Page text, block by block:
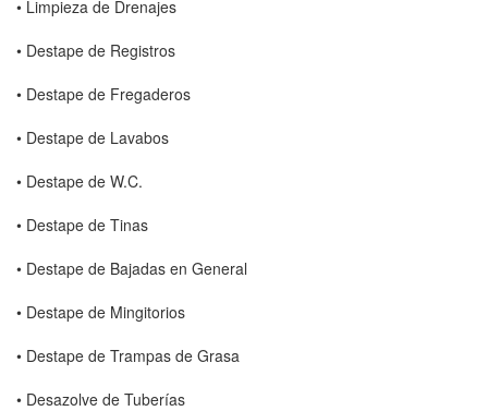
• Limpieza de Drenajes
• Destape de Registros
• Destape de Fregaderos
• Destape de Lavabos
• Destape de W.C.
• Destape de Tinas
• Destape de Bajadas en General
• Destape de Mingitorios
• Destape de Trampas de Grasa
• Desazolve de Tuberías